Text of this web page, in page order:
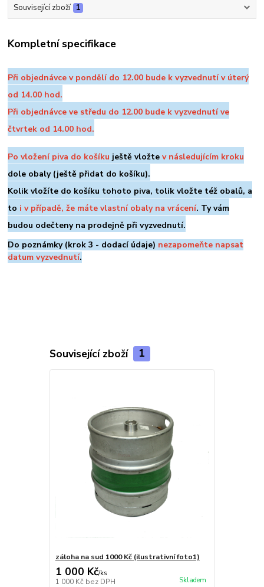
Související zboží 1
Kompletní specifikace
Při objednávce v pondělí do 12.00 bude k vyzvednutí v úterý
od 14.00 hod.
Při objednávce ve středu do 12.00 bude k vyzvednutí ve
čtvrtek od 14.00 hod.
Po vložení piva do košíku ještě vložtev následujícím kroku
dole obaly (ještě přidat do košíku).
Kolik vložíte do košíku tohoto piva, tolik vložte též obalů, a
to i v případě, že máte vlastní obaly na vrácení. Ty vám
budou odečteny na prodejně při vyzvednutí.
Do poznámky (krok 3 - dodací údaje) nezapomeňte napsat
datum vyzvednutí.
Související zboží 1
záloha na sud 1000 Kč (ilustrativní foto1)
1 000 Kč/ks
1 000 Kč bez DPH Skladem